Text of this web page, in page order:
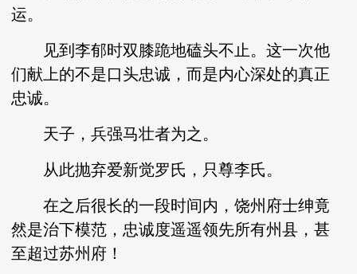
运。
见到李郁时双膝跪地磕头不止。这一次他
们献上的不是口头忠诚，而是内心深处的真正
忠诚。
天子，兵强马壮者为之。
从此抛弃爱新觉罗氏，只尊李氏。
在之后很长的一段时间内，饶州府士绅竟
然是治下模范，忠诚度遥遥领先所有州县，甚
至超过苏州府！